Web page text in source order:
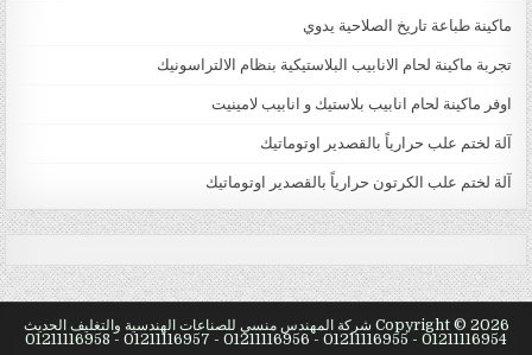
ماكينة طباعة تاريخ الصلاحية يدوي
تجربة ماكينة لحام الانابيب البلاستيكية بنظام الالتراسونيك
اوفر ماكينة لحام انابيب بلاستيك و انابيب لامينيت
آلة لختم علب حرارياً بالقصدير اوتوماتيك
آلة لختم علب الكرتون حرارياً بالقصدير اوتوماتيك
male enlargement pills
virectin review Male Viagra Online Buy
best erection pills Erection Problems Stimulation
Copyright © 2026 شركة المهندس منسي للصناعات الهندسية والتغليف الحديث
01211116954 - 01211116955 - 01211116956 - 01211116957 - 01211116958